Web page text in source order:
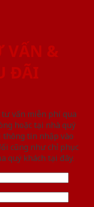
VẤN &
ĐÃI
vấn miễn phí qua
hoặc tại nhà quý
thông tin nhập vào
cũng như chỉ phục
quý khách tại đây.